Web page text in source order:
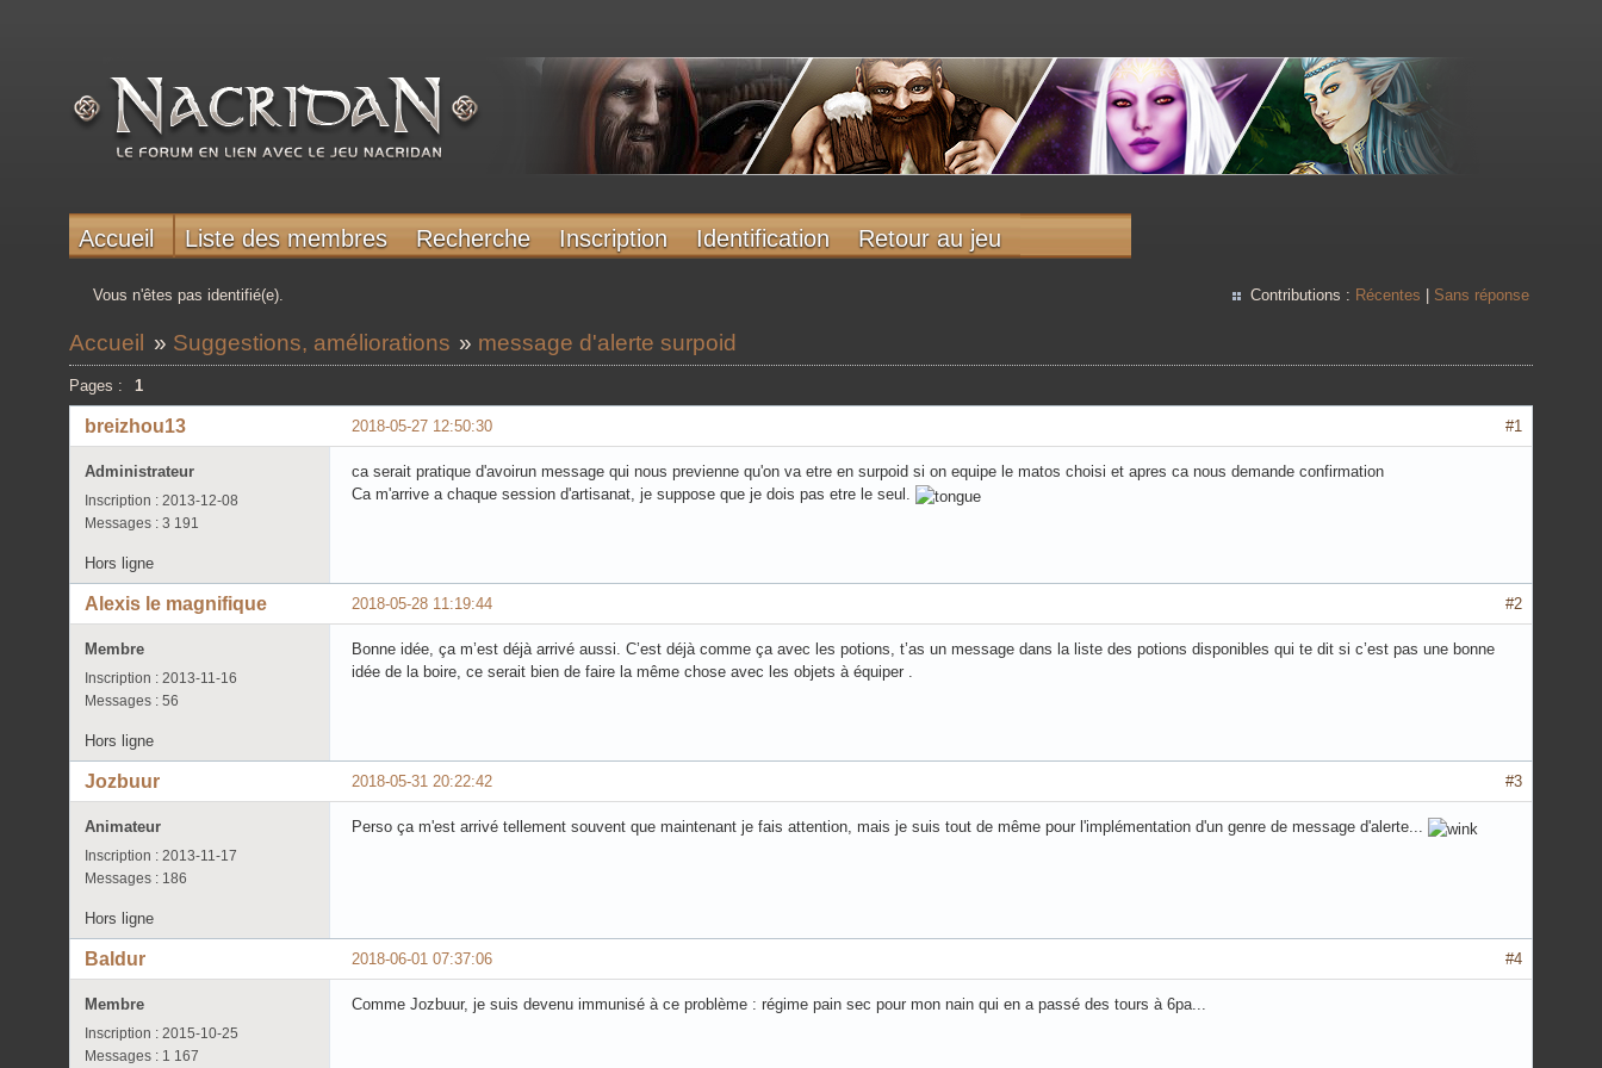
Accueil Liste des membres Recherche Inscription Identification Retour au jeu
Vous n'êtes pas identifié(e). Contributions : Récentes Sans réponse
Accueil » Suggestions, améliorations » message d'alerte surpoid
Pages : 1
#1
2018-05-27 12:50:30
breizhou13
Administrateur
Inscription : 2013-12-08
Messages : 3 191
ca serait pratique d'avoirun message qui nous previenne qu'on va etre en surpoid si on equipe le matos choisi et apres ca nous demande confirmation
Ca m'arrive a chaque session d'artisanat, je suppose que je dois pas etre le seul.
Hors ligne
#2
2018-05-28 11:19:44
Alexis le magnifique
Membre
Inscription : 2013-11-16
Messages : 56
Bonne idée, ça m’est déjà arrivé aussi. C’est déjà comme ça avec les potions, t’as un message dans la liste des potions disponibles qui te dit si c’est pas une bonne
idée de la boire, ce serait bien de faire la même chose avec les objets à équiper .
Hors ligne
#3
2018-05-31 20:22:42
Jozbuur
Animateur
Inscription : 2013-11-17
Messages : 186
Perso ça m'est arrivé tellement souvent que maintenant je fais attention, mais je suis tout de même pour l'implémentation d'un genre de message d'alerte...
Hors ligne
#4
2018-06-01 07:37:06
Baldur
Membre
Inscription : 2015-10-25
Messages : 1 167
Comme Jozbuur, je suis devenu immunisé à ce problème : régime pain sec pour mon nain qui en a passé des tours à 6pa...